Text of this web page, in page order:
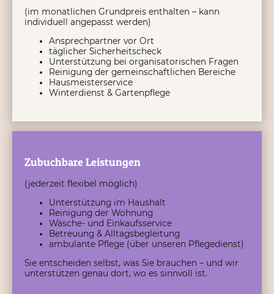
(im monatlichen Grundpreis enthalten – kann
individuell angepasst werden)
Ansprechpartner vor Ort
täglicher Sicherheitscheck
Unterstützung bei organisatorischen Fragen
Reinigung der gemeinschaftlichen Bereiche
Hausmeisterservice
Winterdienst & Gartenpflege
Zubuchbare Leistungen
(jederzeit flexibel möglich)
Unterstützung im Haushalt
Reinigung der Wohnung
Wäsche- und Einkaufsservice
Betreuung & Alltagsbegleitung
ambulante Pflege (über unseren Pflegedienst)
Sie entscheiden selbst, was Sie brauchen – und wir
unterstützen genau dort, wo es sinnvoll ist.